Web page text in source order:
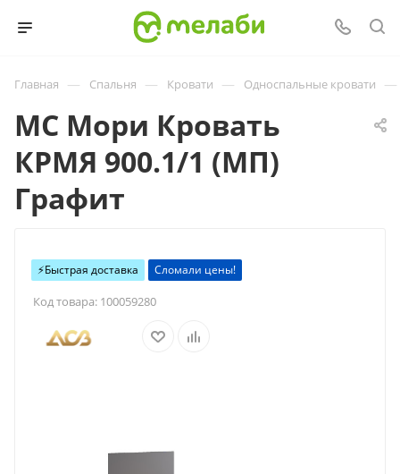
Главная — Спальня — Кровати — Односпальные кровати —
МС Мори Кровать
КРМЯ 900.1/1 (МП)
Графит
⚡️Быстрая доставка Сломали цены!
Код товара: 100059280